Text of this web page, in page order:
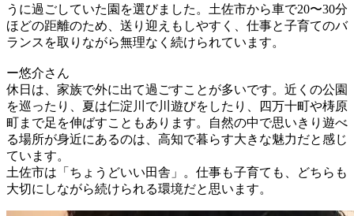
うに過ごしていた園を選びました。土佐市から車で20〜30分
ほどの距離のため、送り迎えもしやすく、仕事と子育てのバ
ランスを取りながら無理なく続けられています。
ー悠介さん
休日は、家族で外に出て過ごすことが多いです。近くの公園
を巡ったり、夏は仁淀川で川遊びをしたり、四万十町や梼原
町まで足を伸ばすこともあります。自然の中で思いきり遊べ
る場所が身近にあるのは、高知で暮らす大きな魅力だと感じ
ています。
土佐市は「ちょうどいい田舎」。仕事も子育ても、どちらも
大切にしながら続けられる環境だと思います。